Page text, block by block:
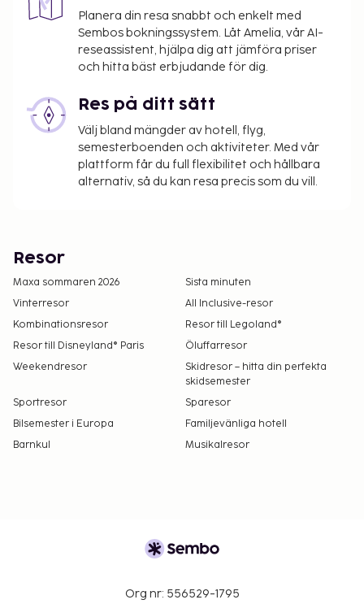
Planera din resa snabbt och enkelt med
Sembos bokningssystem. Låt Amelia, vår AI-
reseassistent, hjälpa dig att jämföra priser
och hitta bäst erbjudande för dig.
Res på ditt sätt
Välj bland mängder av hotell, flyg,
semesterboenden och aktiviteter. Med vår
plattform får du full flexibilitet och hållbara
alternativ, så du kan resa precis som du vill.
Resor
Maxa sommaren 2026
Sista minuten
Vinterresor
All Inclusive-resor
Kombinationsresor
Resor till Legoland®
Resor till Disneyland® Paris
Öluffarresor
Weekendresor
Skidresor – hitta din perfekta
skidsemester
Sportresor
Sparesor
Bilsemester i Europa
Familjevänliga hotell
Barnkul
Musikalresor
Org nr: 556529-1795